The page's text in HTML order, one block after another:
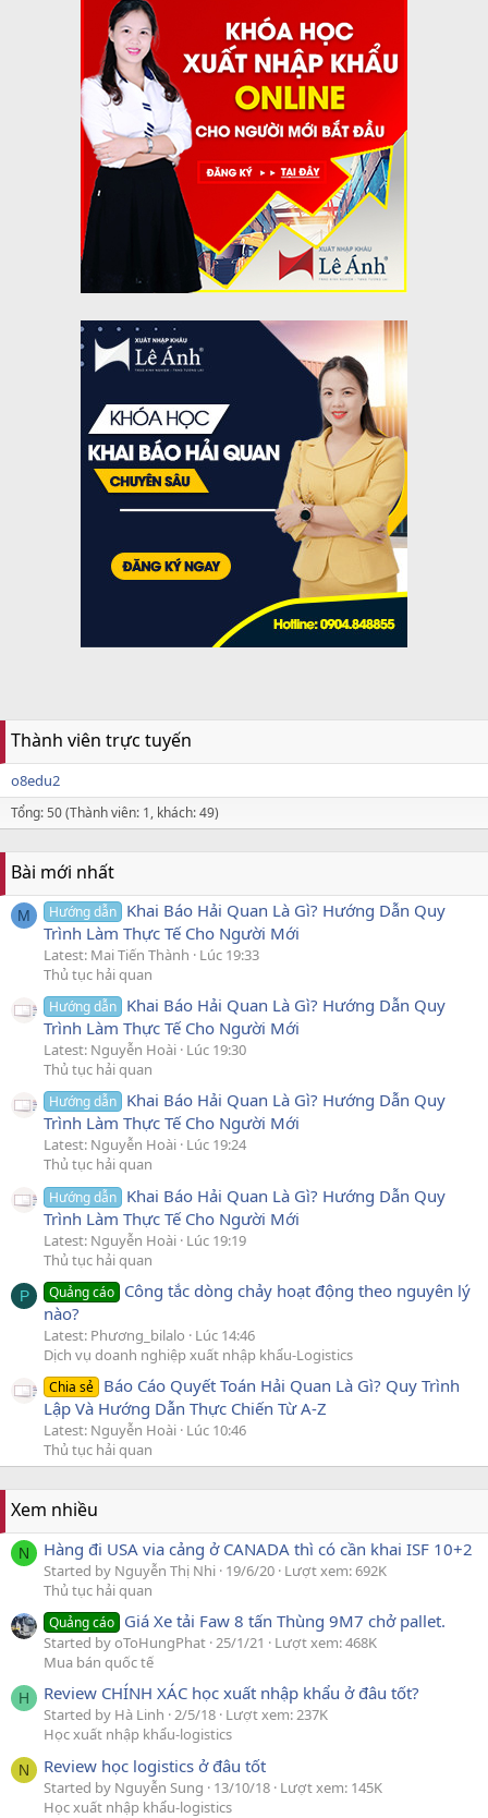
Thành viên trực tuyến
o8edu2
Tổng: 50 (Thành viên: 1, khách: 49)
Bài mới nhất
M Hướng dẫn Khai Báo Hải Quan Là Gì? Hướng Dẫn Quy
Trình Làm Thực Tế Cho Người Mới
Latest: Mai Tiến Thành
Lúc 19:33
Thủ tục hải quan
Hướng dẫn Khai Báo Hải Quan Là Gì? Hướng Dẫn Quy
Trình Làm Thực Tế Cho Người Mới
Latest: Nguyễn Hoài Lúc 19:30
Thủ tục hải quan
Hướng dẫn Khai Báo Hải Quan Là Gì? Hướng Dẫn Quy
Trình Làm Thực Tế Cho Người Mới
Latest: Nguyễn Hoài Lúc 19:24
Thủ tục hải quan
Hướng dẫn Khai Báo Hải Quan Là Gì? Hướng Dẫn Quy
Trình Làm Thực Tế Cho Người Mới
Latest: Nguyễn Hoài Lúc 19:19
Thủ tục hải quan
P Quảng cáo Công tắc dòng chảy hoạt động theo nguyên lý
nào?
Latest: Phương_bilalo
Lúc 14:46
Dịch vụ doanh nghiệp xuất nhập khẩu-Logistics
Chia sẻ Báo Cáo Quyết Toán Hải Quan Là Gì? Quy Trình
Lập Và Hướng Dẫn Thực Chiến Từ A-Z
Latest: Nguyễn Hoài Lúc 10:46
Thủ tục hải quan
Xem nhiều
N Hàng đi USA via cảng ở CANADA thì có cần khai ISF 10+2
Started by Nguyễn Thị Nhi 19/6/20 Lượt xem: 692K
Thủ tục hải quan
Quảng cáo Giá Xe tải Faw 8 tấn Thùng 9M7 chở pallet.
Started by oToHungPhat 25/1/21
Lượt xem: 468K
Mua bán quốc tế
H Review CHÍNH XÁC học xuất nhập khẩu ở đâu tốt?
Started by Hà Linh 2/5/18 Lượt xem: 237K
Học xuất nhập khẩu-logistics
N Review học logistics ở đâu tốt
Started by Nguyễn Sung 13/10/18 Lượt xem: 145K
Học xuất nhập khẩu-logistics